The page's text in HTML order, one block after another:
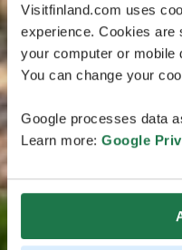
Visitfinland.com uses
experience. Cookies are
your computer or mobile
You can change your
Google processes data
Learn more: Google